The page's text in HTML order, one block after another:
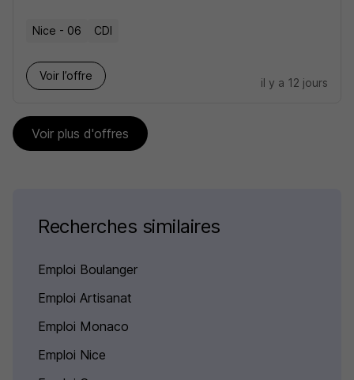
Nice - 06 CDI
Voir l’offre
il y a 12 jours
Voir plus d'offres
Recherches similaires
Emploi Boulanger
Emploi Artisanat
Emploi Monaco
Emploi Nice